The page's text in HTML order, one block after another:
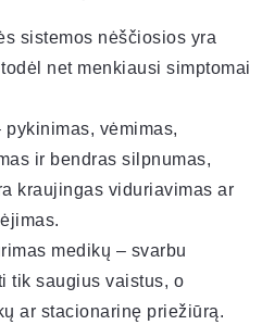
sistemos nėščiosios yra
net menkiausi simptomai
vėmimas,
ir bendras silpnumas,
kraujingas viduriavimas ar
medikų – svarbu
tik saugius vaistus, o
ar stacionarinę priežiūrą.